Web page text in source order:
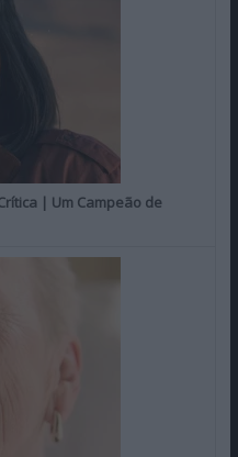
| Um Campeão de